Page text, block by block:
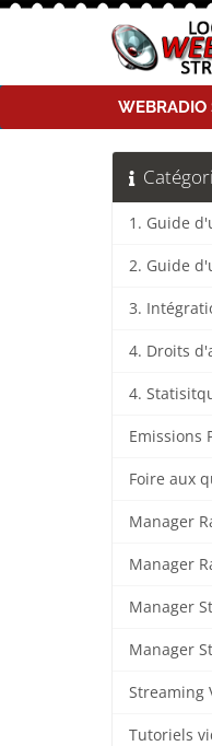
WEBRADIO
4. Droits
Emissions
Manager
Streaming